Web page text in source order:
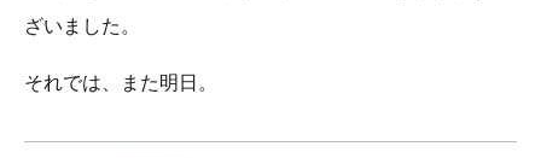
ざいました。
それでは、また明日。